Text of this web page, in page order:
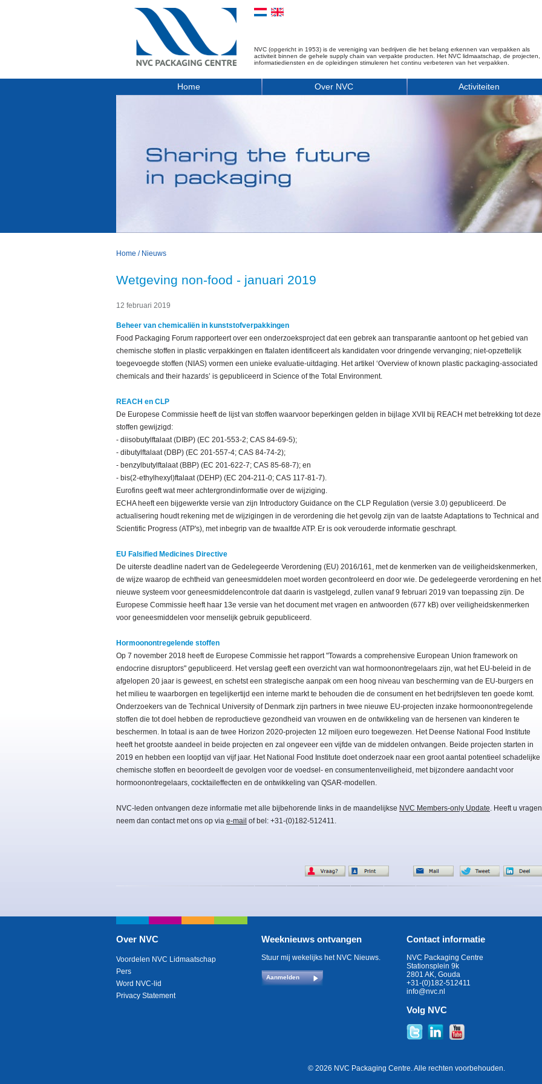
NVC (opgericht in 1953) is de vereniging van bedrijven die het belang erkennen van verpakken als
activiteit binnen de gehele supply chain van verpakte producten. Het NVC lidmaatschap, de projecten,
informatiediensten en de opleidingen stimuleren het continu verbeteren van het verpakken.
Home Over NVC Activiteiten
Home / Nieuws
Wetgeving non-food - januari 2019
12 februari 2019
Beheer van chemicaliën in kunststofverpakkingen
Food Packaging Forum rapporteert over een onderzoeksproject dat een gebrek aan transparantie aantoont op het gebied van
chemische stoffen in plastic verpakkingen en ftalaten identificeert als kandidaten voor dringende vervanging; niet-opzettelijk
toegevoegde stoffen (NIAS) vormen een unieke evaluatie-uitdaging. Het artikel ‘Overview of known plastic packaging-associated
chemicals and their hazards’ is gepubliceerd in Science of the Total Environment.
REACH en CLP
De Europese Commissie heeft de lijst van stoffen waarvoor beperkingen gelden in bijlage XVII bij REACH met betrekking tot deze
stoffen gewijzigd:
- diisobutylftalaat (DIBP) (EC 201-553-2; CAS 84-69-5);
- dibutylftalaat (DBP) (EC 201-557-4; CAS 84-74-2);
- benzylbutylftalaat (BBP) (EC 201-622-7; CAS 85-68-7); en
- bis(2-ethylhexyl)ftalaat (DEHP) (EC 204-211-0; CAS 117-81-7).
Eurofins geeft wat meer achtergrondinformatie over de wijziging.
ECHA heeft een bijgewerkte versie van zijn Introductory Guidance on the CLP Regulation (versie 3.0) gepubliceerd. De
actualisering houdt rekening met de wijzigingen in de verordening die het gevolg zijn van de laatste Adaptations to Technical and
Scientific Progress (ATP's), met inbegrip van de twaalfde ATP. Er is ook verouderde informatie geschrapt.
EU Falsified Medicines Directive
De uiterste deadline nadert van de Gedelegeerde Verordening (EU) 2016/161, met de kenmerken van de veiligheidskenmerken,
de wijze waarop de echtheid van geneesmiddelen moet worden gecontroleerd en door wie. De gedelegeerde verordening en het
nieuwe systeem voor geneesmiddelencontrole dat daarin is vastgelegd, zullen vanaf 9 februari 2019 van toepassing zijn. De
Europese Commissie heeft haar 13e versie van het document met vragen en antwoorden (677 kB) over veiligheidskenmerken
voor geneesmiddelen voor menselijk gebruik gepubliceerd.
Hormoonontregelende stoffen
Op 7 november 2018 heeft de Europese Commissie het rapport "Towards a comprehensive European Union framework on
endocrine disruptors" gepubliceerd. Het verslag geeft een overzicht van wat hormoonontregelaars zijn, wat het EU-beleid in de
afgelopen 20 jaar is geweest, en schetst een strategische aanpak om een hoog niveau van bescherming van de EU-burgers en
het milieu te waarborgen en tegelijkertijd een interne markt te behouden die de consument en het bedrijfsleven ten goede komt.
Onderzoekers van de Technical University of Denmark zijn partners in twee nieuwe EU-projecten inzake hormoonontregelende
stoffen die tot doel hebben de reproductieve gezondheid van vrouwen en de ontwikkeling van de hersenen van kinderen te
beschermen. In totaal is aan de twee Horizon 2020-projecten 12 miljoen euro toegewezen. Het Deense National Food Institute
heeft het grootste aandeel in beide projecten en zal ongeveer een vijfde van de middelen ontvangen. Beide projecten starten in
2019 en hebben een looptijd van vijf jaar. Het National Food Institute doet onderzoek naar een groot aantal potentieel schadelijke
chemische stoffen en beoordeelt de gevolgen voor de voedsel- en consumentenveiligheid, met bijzondere aandacht voor
hormoonontregelaars, cocktaileffecten en de ontwikkeling van QSAR-modellen.
NVC-leden ontvangen deze informatie met alle bijbehorende links in de maandelijkse NVC Members-only Update. Heeft u
neem dan contact met ons op via e-mail of bel: +31-(0)182-512411.
Over NVC
Voordelen NVC Lidmaatschap
Pers
Word NVC-lid
Privacy Statement
Weeknieuws ontvangen
Stuur mij wekelijks het NVC Nieuws.
Aanmelden
Contact informatie
NVC Packaging Centre
Stationsplein 9k
2801 AK, Gouda
+31-(0)182-512411
info@nvc.nl
Volg NVC
© 2026 NVC Packaging Centre. Alle rechten voorbehouden.